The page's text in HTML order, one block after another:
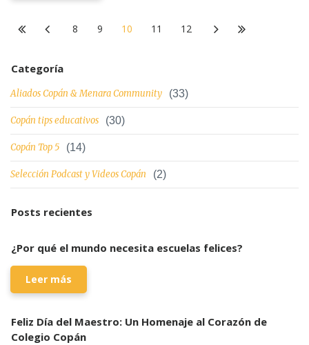
8 9 10 11 12
Categoría
Aliados Copán & Menara Community (33)
Copán tips educativos (30)
Copán Top 5 (14)
Selección Podcast y Videos Copán (2)
Posts recientes
¿Por qué el mundo necesita escuelas felices?
Leer más
Feliz Día del Maestro: Un Homenaje al Corazón de
Colegio Copán